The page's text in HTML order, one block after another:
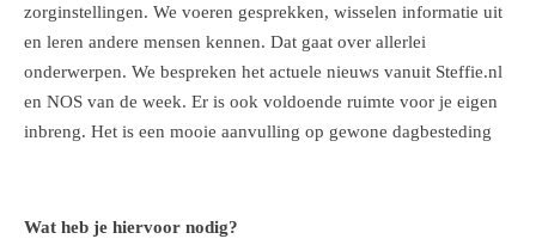
zorginstellingen. We voeren gesprekken, wisselen informatie uit
en leren andere mensen kennen. Dat gaat over allerlei
onderwerpen. We bespreken het actuele nieuws vanuit Steffie.nl
en NOS van de week. Er is ook voldoende ruimte voor je eigen
inbreng. Het is een mooie aanvulling op gewone dagbesteding
Wat heb je hiervoor nodig?